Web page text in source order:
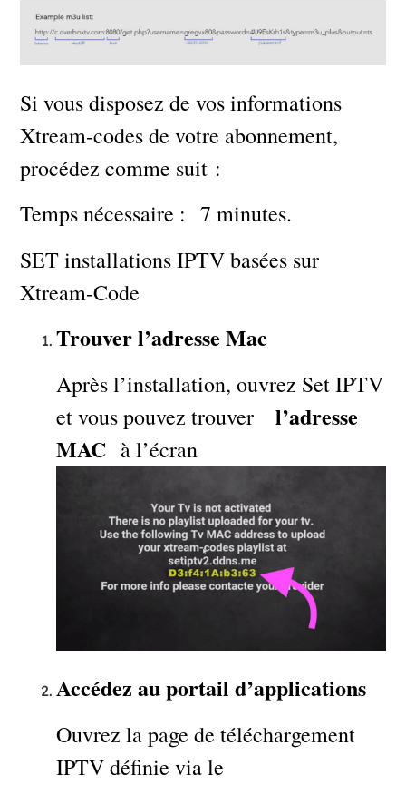
Si vous disposez de vos informations
Xtream-codes de votre abonnement,
procédez comme suit :
Temps nécessaire : 7 minutes.
SET installations IPTV basées sur
Xtream-Code
Trouver l’adresse Mac
Après l’installation, ouvrez Set IPTV
et vous pouvez trouverl’adresse
MAC à l’écran
Accédez au portail d’applications
Ouvrez la page de téléchargement
IPTV définie via le